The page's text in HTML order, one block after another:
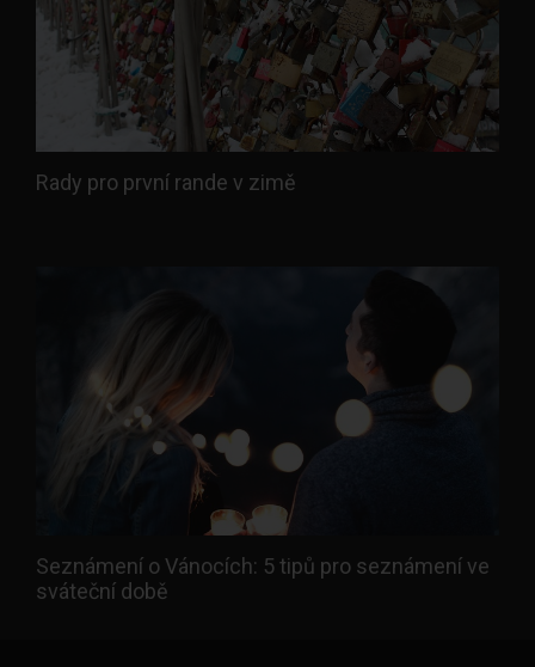
Rady pro první rande v zimě
Seznámení o Vánocích: 5 tipů pro seznámení ve
sváteční době